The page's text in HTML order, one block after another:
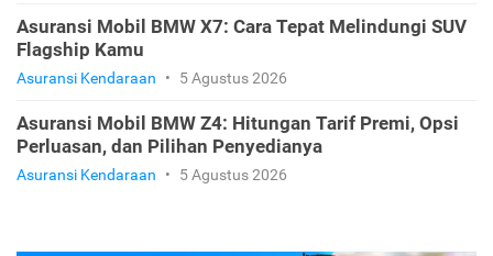
Asuransi Mobil BMW X7: Cara Tepat Melindungi SUV
Flagship Kamu
Asuransi Kendaraan • 5 Agustus 2026
Asuransi Mobil BMW Z4: Hitungan Tarif Premi, Opsi
Perluasan, dan Pilihan Penyedianya
Asuransi Kendaraan • 5 Agustus 2026